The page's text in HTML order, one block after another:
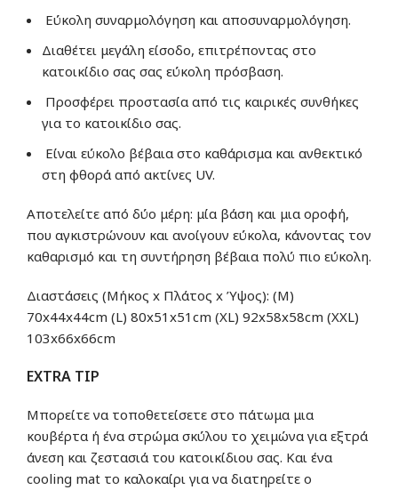
Εύκολη συναρμολόγηση και αποσυναρμολόγηση.
Διαθέτει μεγάλη είσοδο, επιτρέποντας στο
κατοικίδιο σας σας εύκολη πρόσβαση.
Προσφέρει προστασία από τις καιρικές συνθήκες
για το κατοικίδιο σας.
Είναι εύκολο βέβαια στο καθάρισμα και ανθεκτικό
στη φθορά από ακτίνες UV.
Αποτελείτε από δύο μέρη: μία βάση και μια οροφή,
που αγκιστρώνουν και ανοίγουν εύκολα, κάνοντας τον
καθαρισμό και τη συντήρηση βέβαια πολύ πιο εύκολη.
Διαστάσεις (Μήκος x Πλάτος x Ύψος): (M)
70x44x44cm (L) 80x51x51cm (XL) 92x58x58cm (XXL)
103x66x66cm
EXTRA TIP
Μπορείτε να τοποθετείσετε στο πάτωμα μια
κουβέρτα ή ένα στρώμα σκύλου το χειμώνα για εξτρά
άνεση και ζεστασιά του κατοικίδιου σας. Και ένα
cooling mat το καλοκαίρι για να διατηρείτε ο